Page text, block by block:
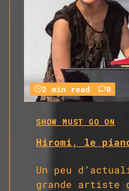
2 min read 0
SHOW MUST GO ON
Hiromi, le
Un peu
grande artiste